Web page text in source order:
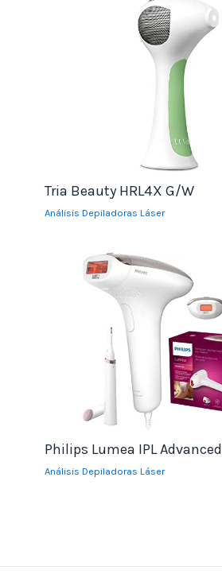
Tria Beauty HRL4X G/W
Análisis Depiladoras Láser
Philips Lumea IPL Advanced
Análisis Depiladoras Láser